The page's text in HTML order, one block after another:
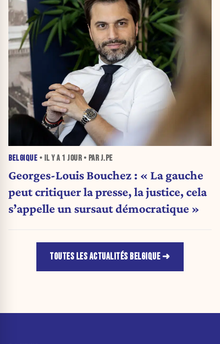
BELGIQUE • IL Y A 1 JOUR• PAR J.PE
Georges-Louis Bouchez : « La gauche
peut critiquer la presse, la justice, cela
s’appelle un sursaut démocratique »
TOUTES LES ACTUALITÉS BELGIQUE